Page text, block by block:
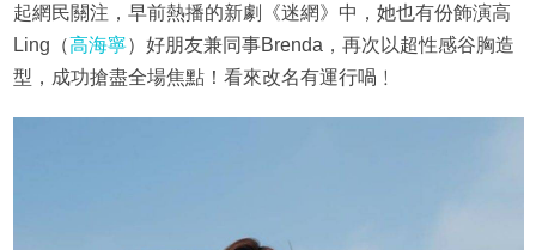
起網民關注，早前熱播的新劇《迷網》中，她也有份飾演高
Ling（高海寧）好朋友兼同事Brenda，再次以超性感谷胸造
型，成功搶盡全場焦點！看來改名有運行喎﹗